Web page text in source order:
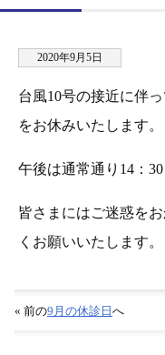
2020年9月5日
台風10号の接近に伴
をお休みいたします。
午後は通常通り14：
皆さまにはご迷惑を
くお願いいたします。
« 前の9月の休診日 へ